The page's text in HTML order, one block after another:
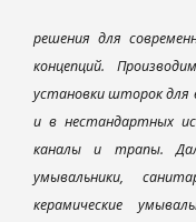
решения для
концепций.
установки шторок для
и в нестандартных
каналы и трапы.
умывальники,
керамические